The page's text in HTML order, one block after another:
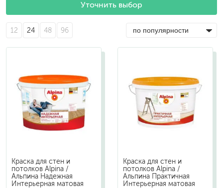
Уточнить выбор
12 24 48 96
Краска для стен и
потолков Alpina /
Альпина Надежная
Интерьерная матовая
Краска для стен и
потолков Alpina /
Альпина Практичная
Интерьерная матовая